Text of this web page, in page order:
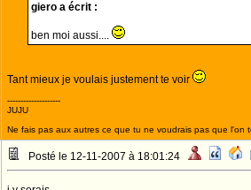
giero a écrit :
ben moi aussi....
Tant mieux je voulais justement te voir
--------------------
JUJU
Ne fais pas aux autres ce que tu ne voudrais pas que l'on
Posté le 12-11-2007 à 18:01:24